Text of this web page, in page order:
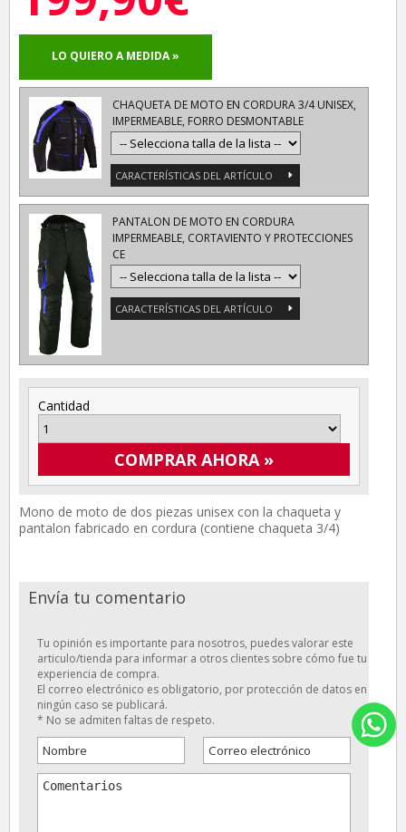
LO QUIERO A MEDIDA »
CHAQUETA DE MOTO EN CORDURA 3/4 UNISEX,
IMPERMEABLE, FORRO DESMONTABLE
CARACTERÍSTICAS DEL ARTÍCULO
PANTALON DE MOTO EN CORDURA
IMPERMEABLE, CORTAVIENTO Y PROTECCIONES
CE
CARACTERÍSTICAS DEL ARTÍCULO
Cantidad
COMPRAR AHORA »
Mono de moto de dos piezas unisex con la chaqueta y
pantalon fabricado en cordura (contiene chaqueta 3/4)
Envía tu comentario
Tu opinión es importante para nosotros, puedes valorar este
articulo/tienda para informar a otros clientes sobre cómo fue tu
experiencia de compra.
El correo electrónico es obligatorio, por protección de datos en
ningún caso se publicará.
* No se admiten faltas de respeto.